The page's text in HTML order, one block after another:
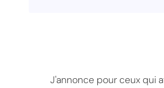
J'annonce pour ceux qui